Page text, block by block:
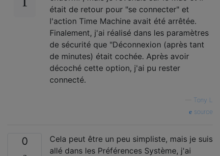
était de retour pour "se connecter" et
l'action Time Machine avait été arrêtée.
Finalement, j'ai réalisé dans les paramètres
de sécurité que "Déconnexion (après tant
de minutes) était cochée. Après avoir
décoché cette option, j'ai pu rester
connecté.
Tony L
source
0
Cela peut être un peu simpliste, mais je suis
allé dans les Préférences Système, j'ai